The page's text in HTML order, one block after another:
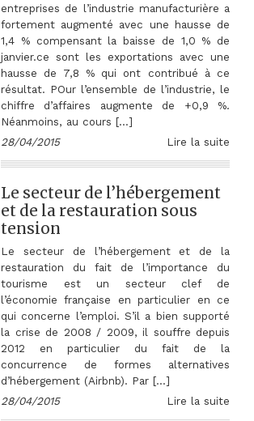
entreprises de l’industrie manufacturière a
fortement augmenté avec une hausse de
1,4 % compensant la baisse de 1,0 % de
janvier.ce sont les exportations avec une
hausse de 7,8 % qui ont contribué à ce
résultat. POur l’ensemble de l’industrie, le
chiffre d’affaires augmente de +0,9 %.
Néanmoins, au cours […]
28/04/2015
Lire la suite
Le secteur de l’hébergement
et de la restauration sous
tension
Le secteur de l’hébergement et de la
restauration du fait de l’importance du
tourisme est un secteur clef de
l’économie française en particulier en ce
qui concerne l’emploi. S’il a bien supporté
la crise de 2008 / 2009, il souffre depuis
2012 en particulier du fait de la
concurrence de formes alternatives
d’hébergement (Airbnb). Par […]
28/04/2015
Lire la suite